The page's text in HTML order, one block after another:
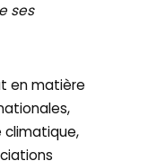
ses
en matière